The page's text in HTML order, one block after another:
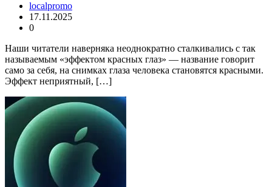
localpromo
17.11.2025
0
Наши читатели наверняка неоднократно сталкивались с так
называемым «эффектом красных глаз» — название говорит
само за себя, на снимках глаза человека становятся красными.
Эффект неприятный, […]